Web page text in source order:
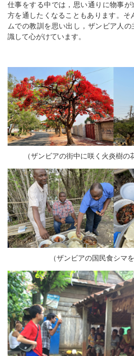
仕事をする中では，思い通りに物事が
方を通したくなることもあります。そ
ムでの教訓を思い出し，ザンビア人
識して心がけています。
（ザンビアの街中に咲く火炎樹の
（ザンビアの国民食シマ